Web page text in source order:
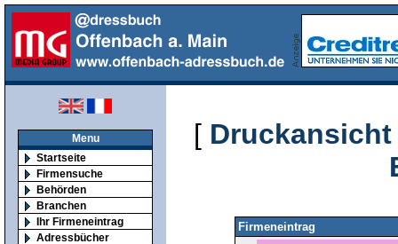
Menu
Startseite
Firmensuche
Behörden
Branchen
Ihr Firmeneintrag
Adressbücher
[ Druckansicht
Firmeneintrag